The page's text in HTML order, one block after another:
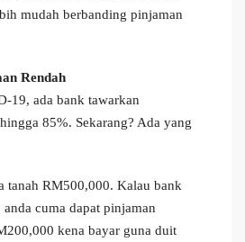
mudah berbanding pinjaman
Rendah
19, ada bank tawarkan
85%. Sekarang? Ada yang
tanah RM500,000. Kalau bank
cuma dapat pinjaman
kena bayar guna duit